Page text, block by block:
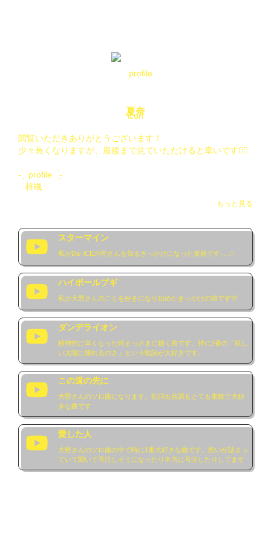
夏奈
閲覧いただきありがとうございます！
少々長くなりますが、最後まで見ていただけると幸いです🙇‍♂️
- ̗̀  profile   ̖́-
ATTENTION
nmmn（3次元の方）への夢思考
・後述の方のお名前を聞いて思い当たる方
・後述の方へ特別な感情をお持ちの方
・FF様への悪口を言う方
・監視、晒し、枠稼ぎやFF稼ぎの方
・ネットストーカーをなさる方
・DDに理解のない方
精神的に不安定になってしまうことがあります。できるだけ
ツイートなどで表に出さないようにはしています。
また当方学生のため、どの界隈でもグッズや現場など参加し
たり購入するのが難しいです。グッズ＝愛という考えを過度
に押し付けて来る方もお繋がり出来ません。
合わないと思った場合や上記に当てはまる場合はそっと閉じ
ていただけると幸いです。
About my partner💛 ̖́-
もっと見る
スターマイン
私がDaｰiCEの皆さんを知るきっかけになった楽曲です𓂃𓈒𓏸︎︎︎︎
ハイボールブギ
私が大野さんのことを好きになり始めたきっかけの曲です💛
ダンデライオン
精神的に辛くなった時まっさきに聴く曲です。特に2番の「眩し
い太陽に憧れるのさ」という歌詞が大好きです。
この道の先に
大野さんのソロ曲になります。歌詞も曲調もとても素敵で大好
きな曲です
愛した人
大野さんのソロ曲の中で特に1番大好きな曲です。想いが詰まっ
ていて聞いて号泣しそうになったり本当に号泣したりしてます